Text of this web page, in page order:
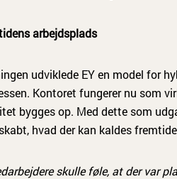
arbejdsplads
udviklede EY en model for
Kontoret fungerer nu som
bygges op. Med dette som
hvad der kan kaldes
skulle føle, at der var